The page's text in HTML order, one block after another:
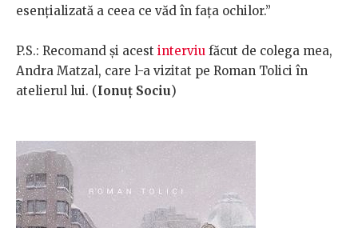
esențializată a ceea ce văd în fața ochilor.”
P.S.: Recomand și acest interviu făcut de colega mea,
Andra Matzal, care l-a vizitat pe Roman Tolici în
atelierul lui. (Ionuț Sociu)